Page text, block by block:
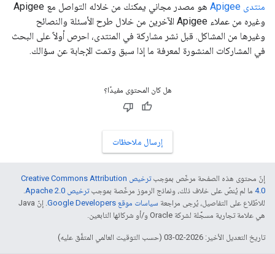
منتدى Apigee
هو مصدر مجاني يمكنك من خلاله التواصل مع Apigee
وغيره من عملاء Apigee الآخرين من خلال طرح الأسئلة والنصائح
وغيرها من المشاكل. قبل نشر مشاركة في المنتدى، احرص أولاً على البحث
في المشاركات المنشورة لمعرفة ما إذا سبق وتمت الإجابة عن سؤالك.
هل كان المحتوى مفيدًا؟
إرسال ملاحظات
إنّ محتوى هذه الصفحة مرخّص بموجب
ترخيص Creative Commons Attribution
4.0‏ ما لم يُنصّ على خلاف ذلك، ونماذج الرموز مرخّصة بموجبترخيص Apache 2.0‏
.
للاطّلاع على التفاصيل، يُرجى مراجعة سياسات موقع Google Developers‏
. إنّ Java
هي علامة تجارية مسجَّلة لشركة Oracle و/أو شركائها التابعين.
تاريخ التعديل الأخير: 2026-02-03 (حسب التوقيت العالمي المتفَّق عليه)